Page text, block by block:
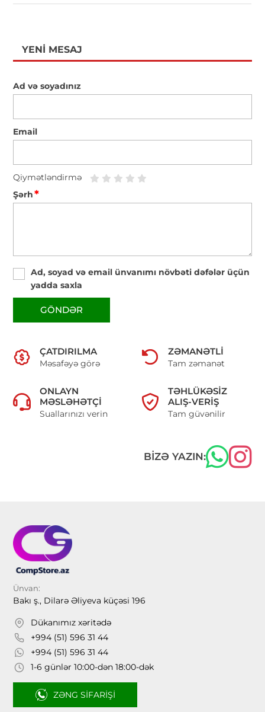
YENI MESAJ
Ad və soyadınız
Email
Qiymətləndirmə
Şərh*
Ad, soyad və email ünvanımı növbəti dəfələr üçün
yadda saxla
GÖNDƏR
ÇATDIRILMA
Məsafəyə görə
ZƏMANƏTLI
Tam zəmanət
ONLAYN
MƏSLƏHƏTÇI
Suallarınızı verin
TƏHLÜKƏSIZ
ALIŞ-VERIŞ
Tam güvənilir
BIZƏ YAZIN:
Ünvan:
Bakı ş., Dilarə Əliyeva küçəsi 196
Dükanımız xəritədə
+994 (51) 596 31 44
+994 (51) 596 31 44
1-6 günlər 10:00-dən 18:00-dək
ZƏNG SIFARIŞI